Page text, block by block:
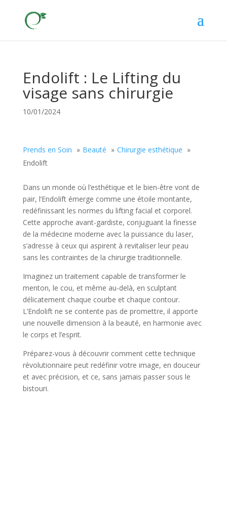
Endolift : Le Lifting du
visage sans chirurgie
10/01/2024
Prends en Soin Beauté
Chirurgie esthétique
Endolift
Dans un monde où l’esthétique et le bien-être vont de
pair, l’Endolift émerge comme une étoile montante,
redéfinissant les normes du lifting facial et corporel.
Cette approche avant-gardiste, conjuguant la finesse
de la médecine moderne avec la puissance du laser,
s’adresse à ceux qui aspirent à revitaliser leur peau
sans les contraintes de la chirurgie traditionnelle.
Imaginez un traitement capable de transformer le
menton, le cou, et même au-delà, en sculptant
délicatement chaque courbe et chaque contour.
L’Endolift ne se contente pas de promettre, il apporte
une nouvelle dimension à la beauté, en harmonie avec
le corps et l’esprit.
Préparez-vous à découvrir comment cette technique
révolutionnaire peut redéfinir votre image, en douceur
et avec précision, et ce, sans jamais passer sous le
bistouri.